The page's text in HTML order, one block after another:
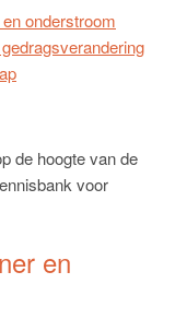
onderstroom
de hoogte van de
voor
en